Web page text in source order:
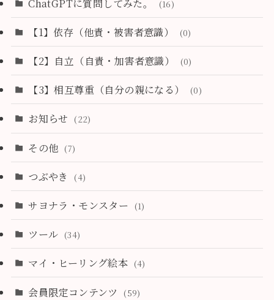
(16)
【1】依存（他責・被害者意識） (0)
【2】自立（自責・加害者意識） (0)
【3】相互尊重（自分の親になる） (0)
お知らせ (22)
その他 (7)
つぶやき (4)
サヨナラ・モンスター (1)
ツール (34)
マイ・ヒーリング絵本 (4)
会員限定コンテンツ (59)